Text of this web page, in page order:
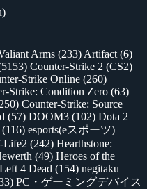
Arms (233) Artifact (6)
Counter-Strike 2 (CS2)
Strike Online (260)
Strike: Condition Zero (63)
Counter-Strike: Source
(57) DOOM3 (102) Dota 2
(116) esports(eスポーツ)
Life2 (242) Hearthstone:
(49) Heroes of the
Left 4 Dead (154) negitaku
PC・ゲーミングデバイス